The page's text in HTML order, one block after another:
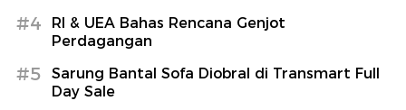
#4
RI & UEA Bahas Rencana Genjot
Perdagangan
#5
Sarung Bantal Sofa Diobral di Transmart Full
Day Sale